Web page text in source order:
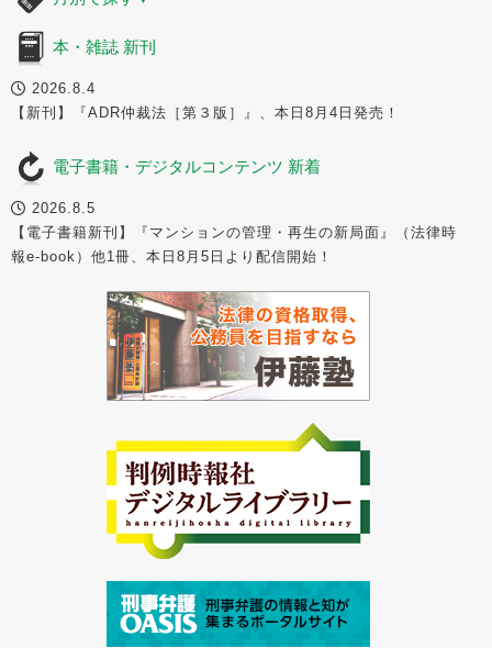
本・雑誌 新刊
2026.8.4
【新刊】『ADR仲裁法［第３版］』、本日8月4日発売！
電子書籍・デジタルコンテンツ 新着
2026.8.5
【電子書籍新刊】『マンションの管理・再生の新局面』（法律時
報e-book）他1冊、本日8月5日より配信開始！